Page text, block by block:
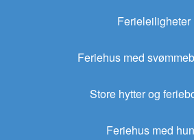
Ferieleiligheter
Feriehus med
Store hytter og
Feriehus med